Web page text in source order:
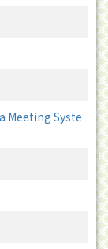
Meeting Syste